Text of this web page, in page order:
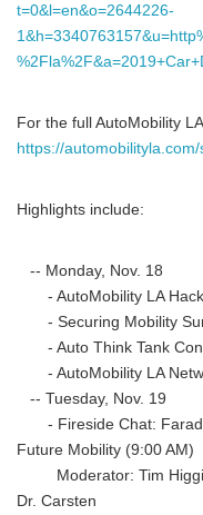
t=0&l=en&o=2644226-
For the full AutoMobility
https://
Highlights include:
-- Monday, Nov. 18
- AutoMobility LA
- Securing Mobility
- Auto Think Tank
- AutoMobility LA
-- Tuesday, Nov. 19
- Fireside Chat:
Future Mobility (9:00 AM)
Moderator: Tim
Dr. Carsten